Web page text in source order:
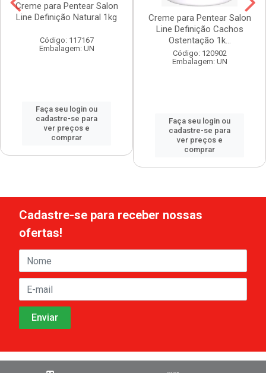
Creme para Pentear Salon
Line Definição Natural 1kg
Código: 117167
Embalagem: UN
Faça seu login ou
cadastre-se para
ver preços e
comprar
Creme para Pentear Salon
Line Definição Cachos
Ostentação 1k...
Código: 120902
Embalagem: UN
Faça seu login ou
cadastre-se para
ver preços e
comprar
Cadastre-se para receber nossas
ofertas!